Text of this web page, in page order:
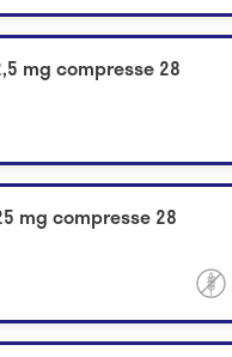
mg compresse 28
mg compresse 28